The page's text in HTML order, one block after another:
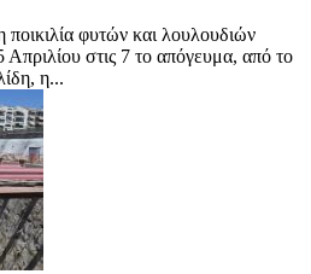
φυτών και λουλουδιών
Απριλίου στις 7 το απόγευμα, από το
η...